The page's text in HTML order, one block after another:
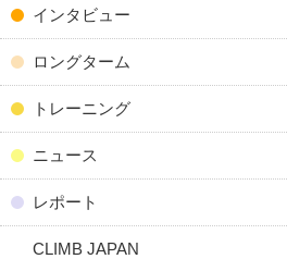
インタビュー
ロングターム
トレーニング
ニュース
レポート
CLIMB JAPAN